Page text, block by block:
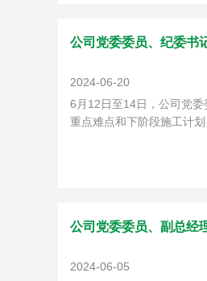
公司党委委员、纪委书
2024-06-20
6月12日至14日，公司党
重点难点和下阶段施工计
公司党委委员、副总经
2024-06-05